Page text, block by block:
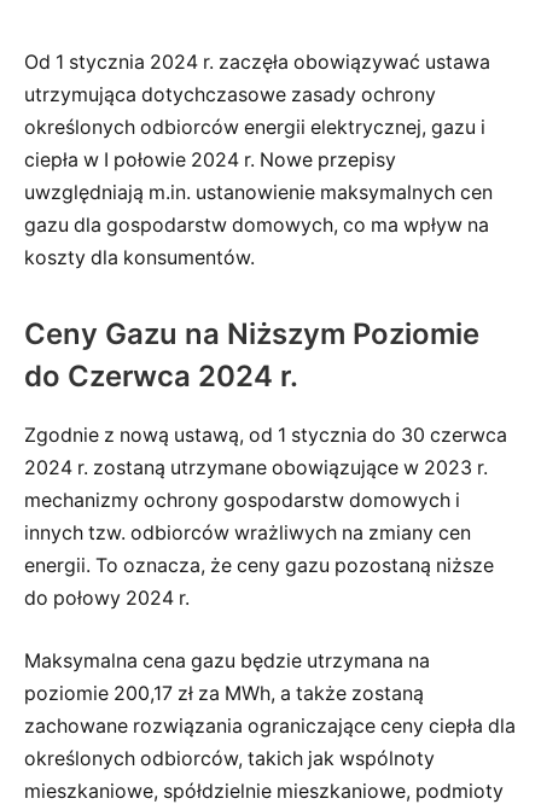
Od 1 stycznia 2024 r. zaczęła obowiązywać ustawa
utrzymująca dotychczasowe zasady ochrony
określonych odbiorców energii elektrycznej, gazu i
ciepła w I połowie 2024 r. Nowe przepisy
uwzględniają m.in. ustanowienie maksymalnych cen
gazu dla gospodarstw domowych, co ma wpływ na
koszty dla konsumentów.
Ceny Gazu na Niższym Poziomie
do Czerwca 2024 r.
Zgodnie z nową ustawą, od 1 stycznia do 30 czerwca
2024 r. zostaną utrzymane obowiązujące w 2023 r.
mechanizmy ochrony gospodarstw domowych i
innych tzw. odbiorców wrażliwych na zmiany cen
energii. To oznacza, że ceny gazu pozostaną niższe
do połowy 2024 r.
Maksymalna cena gazu będzie utrzymana na
poziomie 200,17 zł za MWh, a także zostaną
zachowane rozwiązania ograniczające ceny ciepła dla
określonych odbiorców, takich jak wspólnoty
mieszkaniowe, spółdzielnie mieszkaniowe, podmioty